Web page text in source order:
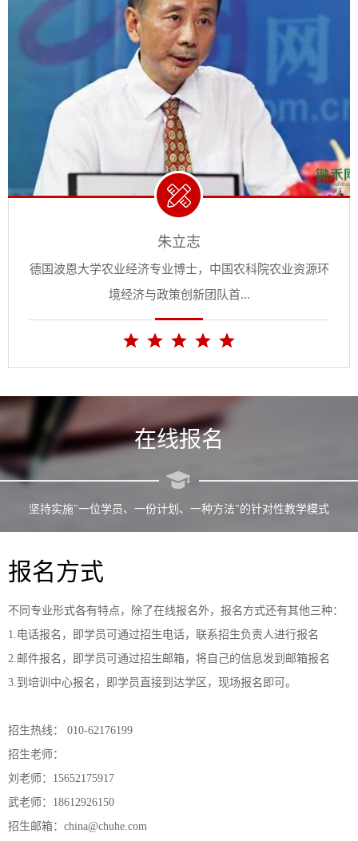
朱立志
德国波恩大学农业经济专业博士，中国农科院农业资源环
境经济与政策创新团队首...
在线报名
坚持实施"一位学员、一份计划、一种方法"的针对性教学模式
报名方式
不同专业形式各有特点，除了在线报名外，报名方式还有其他三种：
1.电话报名，即学员可通过招生电话，联系招生负责人进行报名
2.邮件报名，即学员可通过招生邮箱，将自己的信息发到邮箱报名
3.到培训中心报名，即学员直接到达学区，现场报名即可。
招生热线： 010-62176199
招生老师：
刘老师：15652175917
武老师：18612926150
招生邮箱：china@chuhe.com